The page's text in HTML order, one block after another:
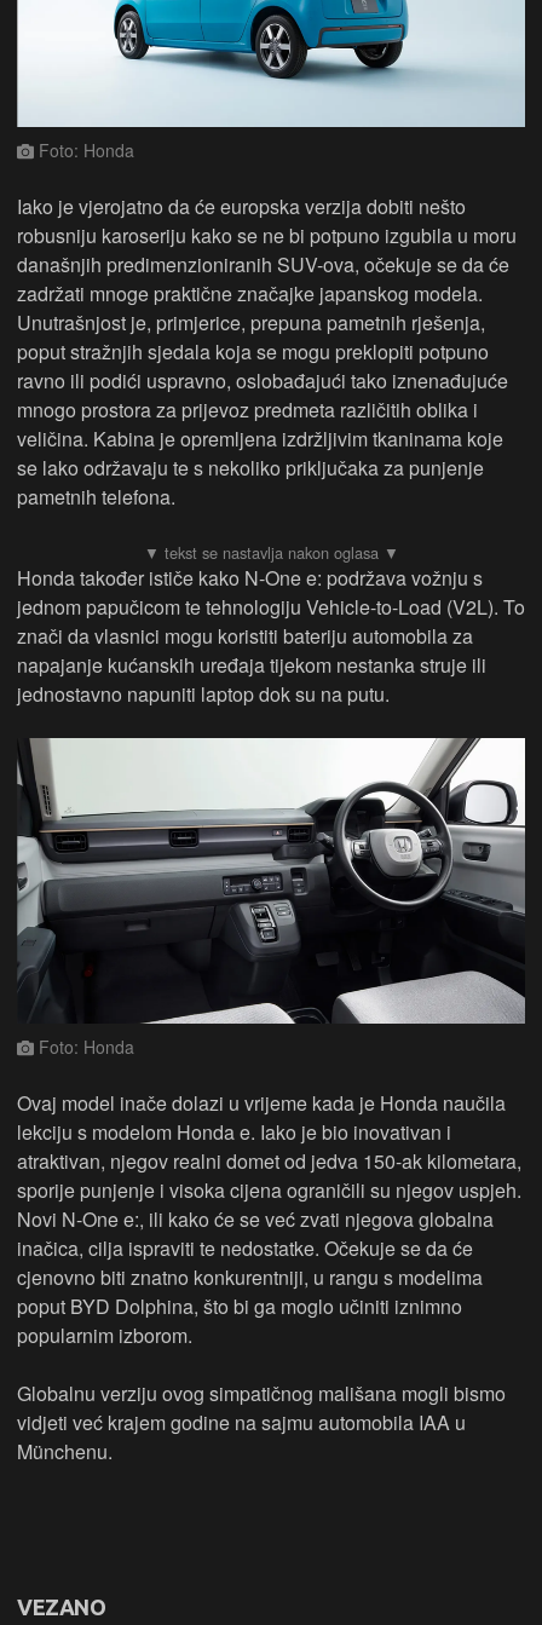
Foto: Honda
Iako je vjerojatno da će europska verzija dobiti nešto
robusniju karoseriju kako se ne bi potpuno izgubila u moru
današnjih predimenzioniranih SUV-ova, očekuje se da će
zadržati mnoge praktične značajke japanskog modela.
Unutrašnjost je, primjerice, prepuna pametnih rješenja,
poput stražnjih sjedala koja se mogu preklopiti potpuno
ravno ili podići uspravno, oslobađajući tako iznenađujuće
mnogo prostora za prijevoz predmeta različitih oblika i
veličina. Kabina je opremljena izdržljivim tkaninama koje
se lako održavaju te s nekoliko priključaka za punjenje
pametnih telefona.
Honda također ističe kako N-One e: podržava vožnju s
jednom papučicom te tehnologiju Vehicle-to-Load (V2L). To
znači da vlasnici mogu koristiti bateriju automobila za
napajanje kućanskih uređaja tijekom nestanka struje ili
jednostavno napuniti laptop dok su na putu.
Foto: Honda
Ovaj model inače dolazi u vrijeme kada je Honda naučila
lekciju s modelom Honda e. Iako je bio inovativan i
atraktivan, njegov realni domet od jedva 150-ak kilometara,
sporije punjenje i visoka cijena ograničili su njegov uspjeh.
Novi N-One e:, ili kako će se već zvati njegova globalna
inačica, cilja ispraviti te nedostatke. Očekuje se da će
cjenovno biti znatno konkurentniji, u rangu s modelima
poput BYD Dolphina, što bi ga moglo učiniti iznimno
popularnim izborom.
Globalnu verziju ovog simpatičnog mališana mogli bismo
vidjeti već krajem godine na sajmu automobila IAA u
Münchenu.
VEZANO